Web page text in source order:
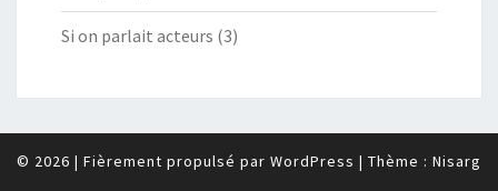
Si on parlait acteurs (3)
© 2026 | Fièrement propulsé par WordPress | Thème : Nisarg